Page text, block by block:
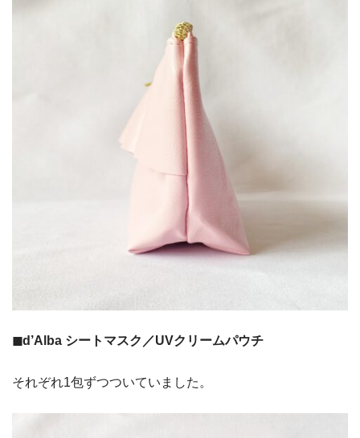
◼︎d’Alba シートマスク／UVクリームパウチ
それぞれ1包ずつついていました。